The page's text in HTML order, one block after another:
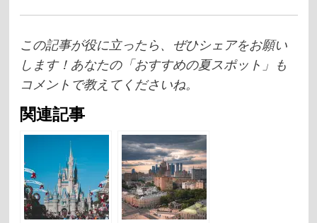
この記事が役に立ったら、ぜひシェアをお願い
します！あなたの「おすすめの夏スポット」も
コメントで教えてくださいね。
関連記事